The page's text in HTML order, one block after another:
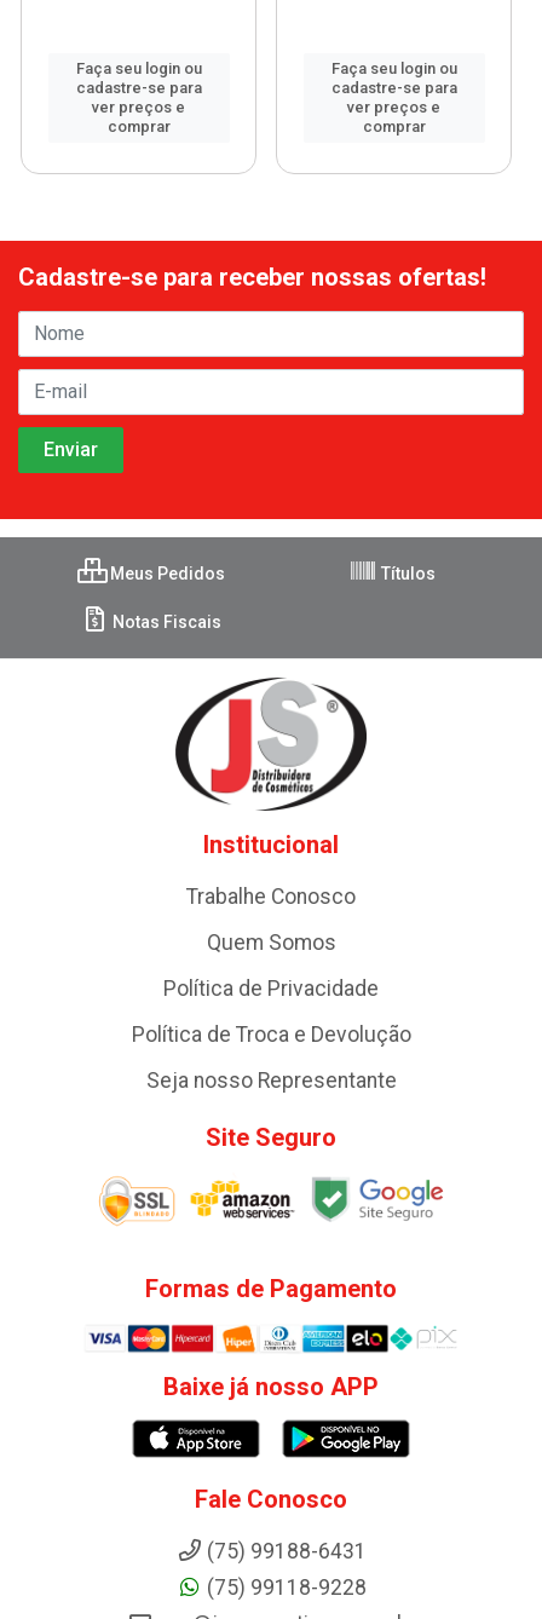
Faça seu login ou
cadastre-se para
ver preços e
comprar
Faça seu login ou
cadastre-se para
ver preços e
comprar
Cadastre-se para receber nossas ofertas!
Meus Pedidos Títulos
Notas Fiscais
Institucional
Trabalhe Conosco
Quem Somos
Política de Privacidade
Política de Troca e Devolução
Seja nosso Representante
Site Seguro
Formas de Pagamento
Baixe já nosso APP
Fale Conosco
(75) 99188-6431
(75) 99118-9228